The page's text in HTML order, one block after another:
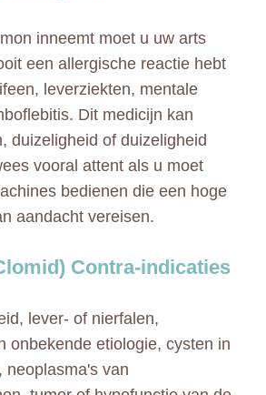
inneemt moet u uw arts
een allergische reactie hebt
leverziekten, mentale
Dit medicijn kan
duizeligheid of duizeligheid
vooral attent als u moet
bedienen die een hoge
aandacht vereisen.
Contra-indicaties
lever- of nierfalen,
onbekende etiologie, cysten in
neoplasma's van